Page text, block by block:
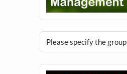
Please specify the group